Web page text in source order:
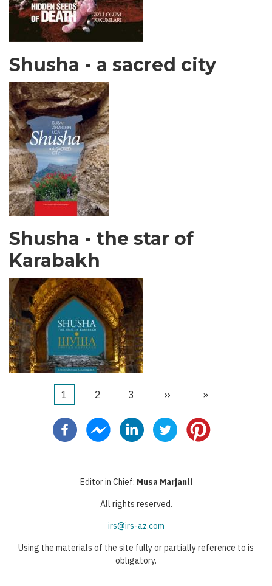
Shusha - a sacred city
Shusha - the star of
Karabakh
Pagination
Halaman
1 Halaman
2 Halaman
3
Halaman
››
Last
»
Editor in Chief: Musa Marjanli
All rights reserved.
irs@irs-az.com
Using the materials of the site fully or partially reference to is
obligatory.